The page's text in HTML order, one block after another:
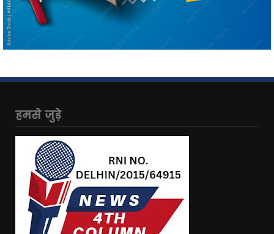
हमसे जुड़े